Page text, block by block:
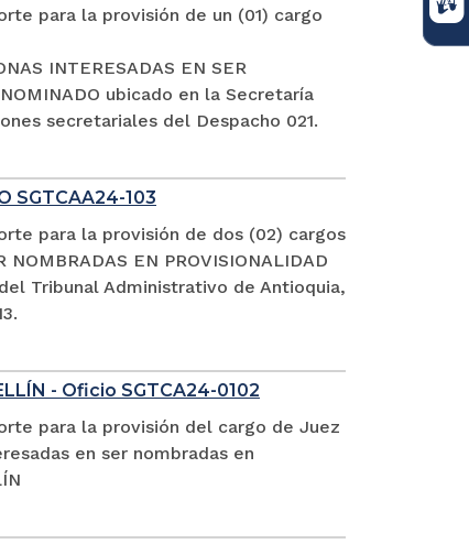
para la provisión de un (01) cargo
INTERESADAS EN SER
NOMINADO ubicado en la Secretaría
secretariales del Despacho 021.
SGTCAA24-103
para la provisión de dos (02) cargos
EN PROVISIONALIDAD
Tribunal Administrativo de Antioquia,
- Oficio SGTCA24-0102
para la provisión del cargo de Juez
en ser nombradas en